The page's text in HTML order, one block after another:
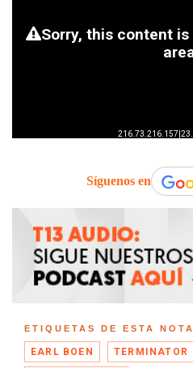
Síguenos en
ETIQUETAS DE ESTA NOTA
EARL BOEN TERMINATOR